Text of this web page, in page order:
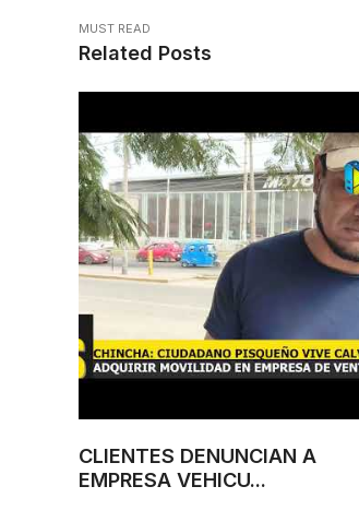
MUST READ
Related Posts
CLIENTES DENUNCIAN A
EMPRESA VEHICU...